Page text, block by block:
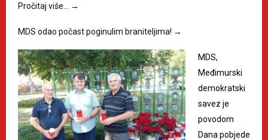
Pročitaj više…
→
MDS odao počast poginulim braniteljima! →
MDS,
Međimurski
demokratski
savez je
povodom
Dana pobjede